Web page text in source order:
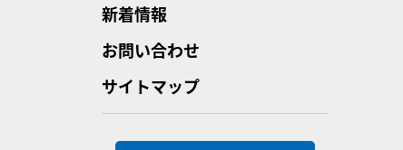
新着情報
お問い合わせ
サイトマップ